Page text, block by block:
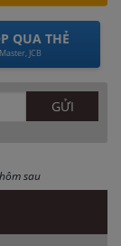
QUA THẺ
JCB
sau